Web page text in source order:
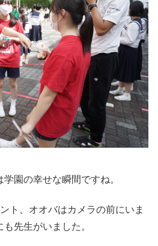
園の幸せな瞬間ですね。
ト、オオバはカメラの前にいま
先生がいました。